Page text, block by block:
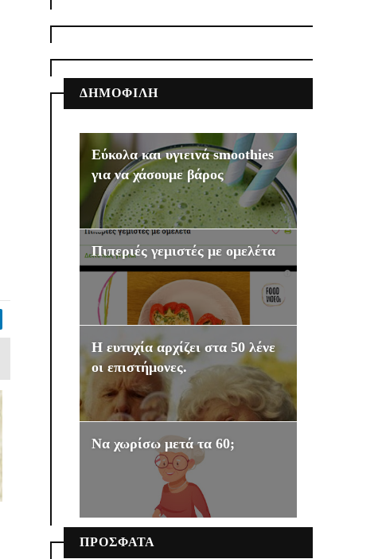
ΔΗΜΟΦΙΛΗ
Εύκολα και υγιεινά smoothies
για να χάσουμε βάρος
Πιπεριές γεμιστές με ομελέτα
Η ευτυχία αρχίζει στα 50 λένε
οι επιστήμονες.
Να χωρίσω μετά τα 60;
ΠΡΟΣΦΑΤΑ